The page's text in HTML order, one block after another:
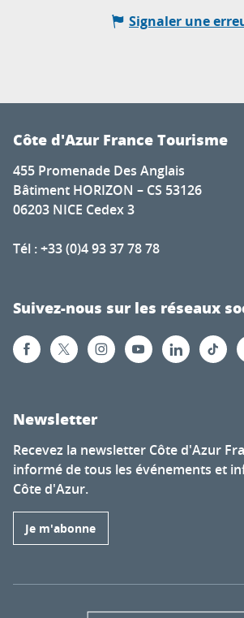
Signaler une
Côte d'Azur France Tourisme
455 Promenade Des Anglais
Bâtiment HORIZON – CS 53126
06203 NICE Cedex 3
Tél : +33 (0)4 93 37 78 78
Suivez-nous sur les réseaux
Newsletter
Recevez la newsletter Côte d'Azur
informé de tous les événements et
Côte d'Azur.
Je m'abonne